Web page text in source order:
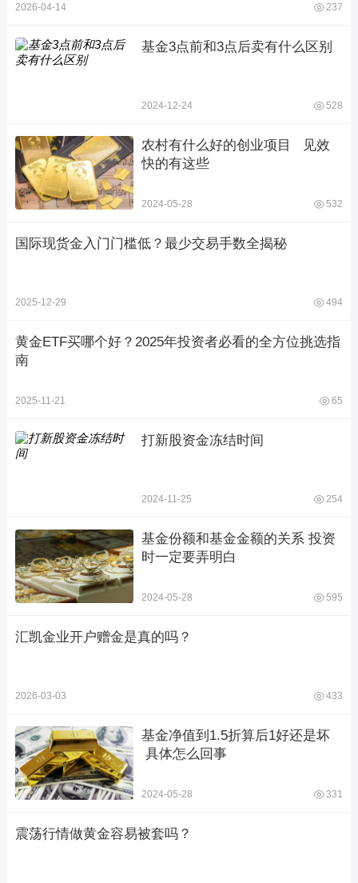
2026-04-14 237
基金3点前和3点后卖有什么区别
2024-12-24 528
农村有什么好的创业项目   见效
快的有这些
2024-05-28 532
国际现货金入门门槛低？最少交易手数全揭秘
2025-12-29 494
黄金ETF买哪个好？2025年投资者必看的全方位挑选指
南
2025-11-21 65
打新股资金冻结时间
2024-11-25 254
基金份额和基金金额的关系 投资
时一定要弄明白
2024-05-28 595
汇凯金业开户赠金是真的吗？
2026-03-03 433
基金净值到1.5折算后1好还是坏
具体怎么回事
2024-05-28 331
震荡行情做黄金容易被套吗？